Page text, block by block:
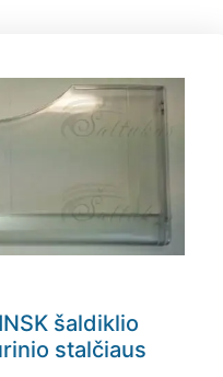
šaldiklio
stalčiaus